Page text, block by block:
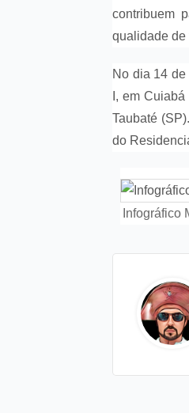
contribuem
qualidade de
No dia 14
I, em
Taubaté
do
Infográfico